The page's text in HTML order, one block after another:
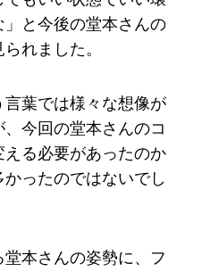
と今後の堂本さんの
れました。
言葉では様々な想像が
今回の堂本さんのコ
える必要があったのか
ったのではないでし
本さんの姿勢に、フ